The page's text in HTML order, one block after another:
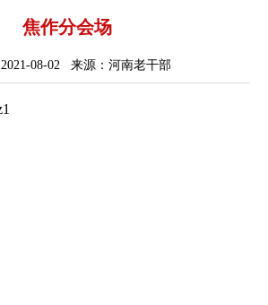
焦作分会场
08-02 来源：河南老干部